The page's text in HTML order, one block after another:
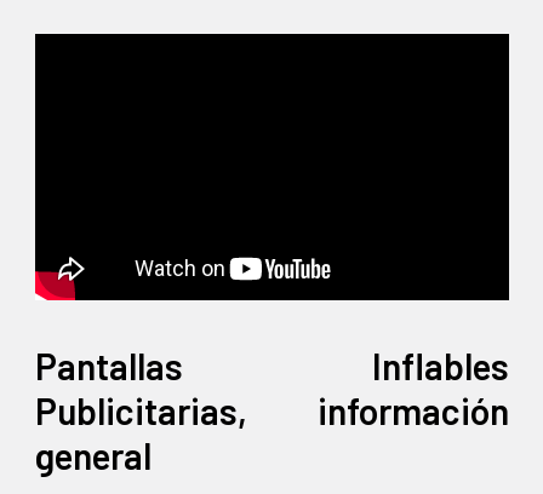
Pantallas Inflables
Publicitarias, información
general